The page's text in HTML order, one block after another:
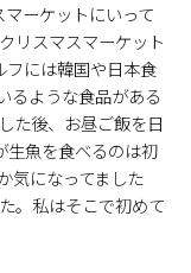
ーケットにいって
リスマスマーケット
フには韓国や日本食
るような食品がある
た後、お昼ご飯を日
生魚を食べるのは初
気になってました
。私はそこで初めて